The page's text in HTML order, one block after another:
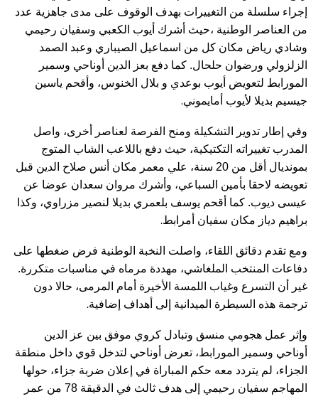
إجراء سلسلة من التغييرات بهدف الوقوف على مدى جاهزية عدد
من العناصر الوطنية ،حيث أشرك أيوب الكعبي وسفيان رحيمي
وشادي رياض مكان كل من اسماعيل الصيباري وعبد الصمد
الزلزولي ورضوان حلحال. كما دفع بعز الدين أوناحي وسمير
المورابط لتعويض أيوب بوعدي و بلال الخنوس، وأقحم ياسين
جيسيم بديلا لأيوب أمايموني.
وفي إطار تدوير التشكيلة ومنح الفرصة لعناصر أخرى، واصل
المدرب تغييراته التكتيكية، حيث دفع باللاعب الشاب المتوج
بمونديال أقل من 20 سنة، علي معمر مكان أنس صلاح الدين قبل
تعويضه لاحقا بأمين السباعي، وأشرك مروان سعدان عوضا عن
عيسى ديوب. كما أقحم يوسف بلعمري بديلا لنصير مزراوي، وكذا
براهيم دياز مكان سفيان أمرابط.
ومع تقدم دقائق اللقاء، واصلت النخبة الوطنية فرض ضغطها على
دفاعات المنتخب الملغاشي، مهددة مرماه في مناسبات متكررة.
غير أن التسرع وغياب اللمسة الأخيرة أمام المرمى، حالا دون
ترجمة هذه السيطرة الميدانية إلى أهداف إضافية.
وإثر عمل هجومي منسق وتبادل كروي موفق بين عز الدين
أوناحي وسمير المورابط، تعرض أوناحي لتدخل قوي داخل منطقة
الجزاء، لم يتردد معه حكم المباراة في إعلان ضربة جزاء، حولها
المهاجم سفيان رحيمي إلى هدف ثالث في الدقيقة 78 من عمر